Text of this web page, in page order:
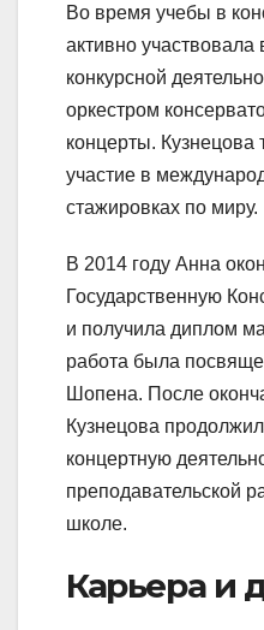
Во время учебы в
активно участвовала
конкурсной
оркестром
концерты. Кузнецова
участие в
стажировках по миру.
В 2014 году Анна
Государственную
и получила диплом
работа была
Шопена. После
Кузнецова
концертную
преподавательской
школе.
Карьера и